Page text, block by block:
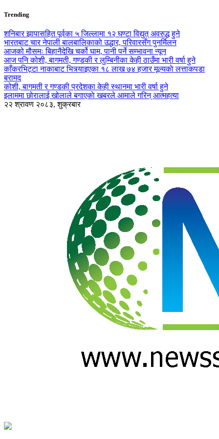
Trending
शनिबार झापासहित पूर्वका ५ जिल्लामा १२ घण्टा विद्युत् अवरुद्ध हुने
भारतबाट चार नेपाली बालबालिकाको उद्धार, परिवारसँग पुनर्मिलन
आजको मौसमः बिहानैदेखि चर्को घाम, पानी पर्ने सम्भावना न्यून
आज पनि कोशी, बागमती, गण्डकी र लुम्बिनीका केही ठाउँमा भारी वर्षा हुने
काँकरभिट्टा नाकाबाट भित्र्याइएका १८ लाख ७४ हजार मूल्यकाे लत्ताकपडा
बरामद
कोशी, बागमती र गण्डकी प्रदेशका केही स्थानमा भारी वर्षा हुने
इलाममा छोरालाई खोलाले बगाएकाे खबरले आमाले गरिन् आत्महत्या
२२ श्रावण २०८३, शुक्रबार